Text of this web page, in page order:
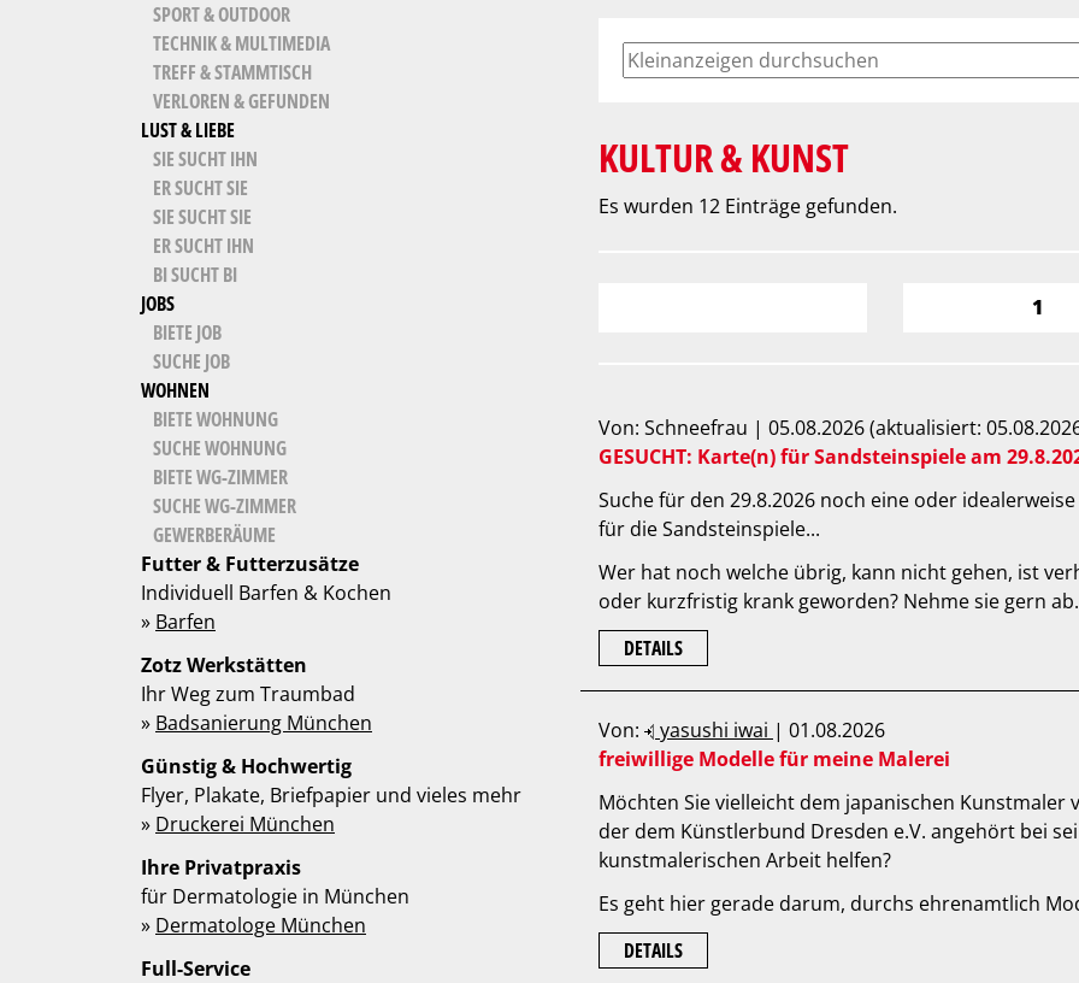
KULTUR & KUNST
Es wurden 12 Einträge gefunden.
1
Von: Schneefrau | 05.08.2026 (aktualisiert:
GESUCHT: Karte(n) für Sandsteinspiele am
Suche für den 29.8.2026 noch eine oder
für die Sandsteinspiele...
Wer hat noch welche übrig, kann nicht gehen, ist
oder kurzfristig krank geworden? Nehme sie gern
DETAILS
Von: yasushi iwai | 01.08.2026
freiwillige Modelle für meine Malerei
Möchten Sie vielleicht dem japanischen Kunstmaler
der dem Künstlerbund Dresden e.V. angehört bei
kunstmalerischen Arbeit helfen?
Es geht hier gerade darum, durchs ehrenamtlich
DETAILS
SPORT & OUTDOOR
TECHNIK & MULTIMEDIA
TREFF & STAMMTISCH
VERLOREN & GEFUNDEN
LUST & LIEBE
SIE SUCHT IHN
ER SUCHT SIE
SIE SUCHT SIE
ER SUCHT IHN
BI SUCHT BI
JOBS
BIETE JOB
SUCHE JOB
WOHNEN
BIETE WOHNUNG
SUCHE WOHNUNG
BIETE WG-ZIMMER
SUCHE WG-ZIMMER
GEWERBERÄUME
Futter & Futterzusätze
Individuell Barfen & Kochen
» Barfen
Zotz Werkstätten
Ihr Weg zum Traumbad
» Badsanierung München
Günstig & Hochwertig
Flyer, Plakate, Briefpapier und vieles mehr
» Druckerei München
Ihre Privatpraxis
für Dermatologie in München
» Dermatologe München
Full-Service